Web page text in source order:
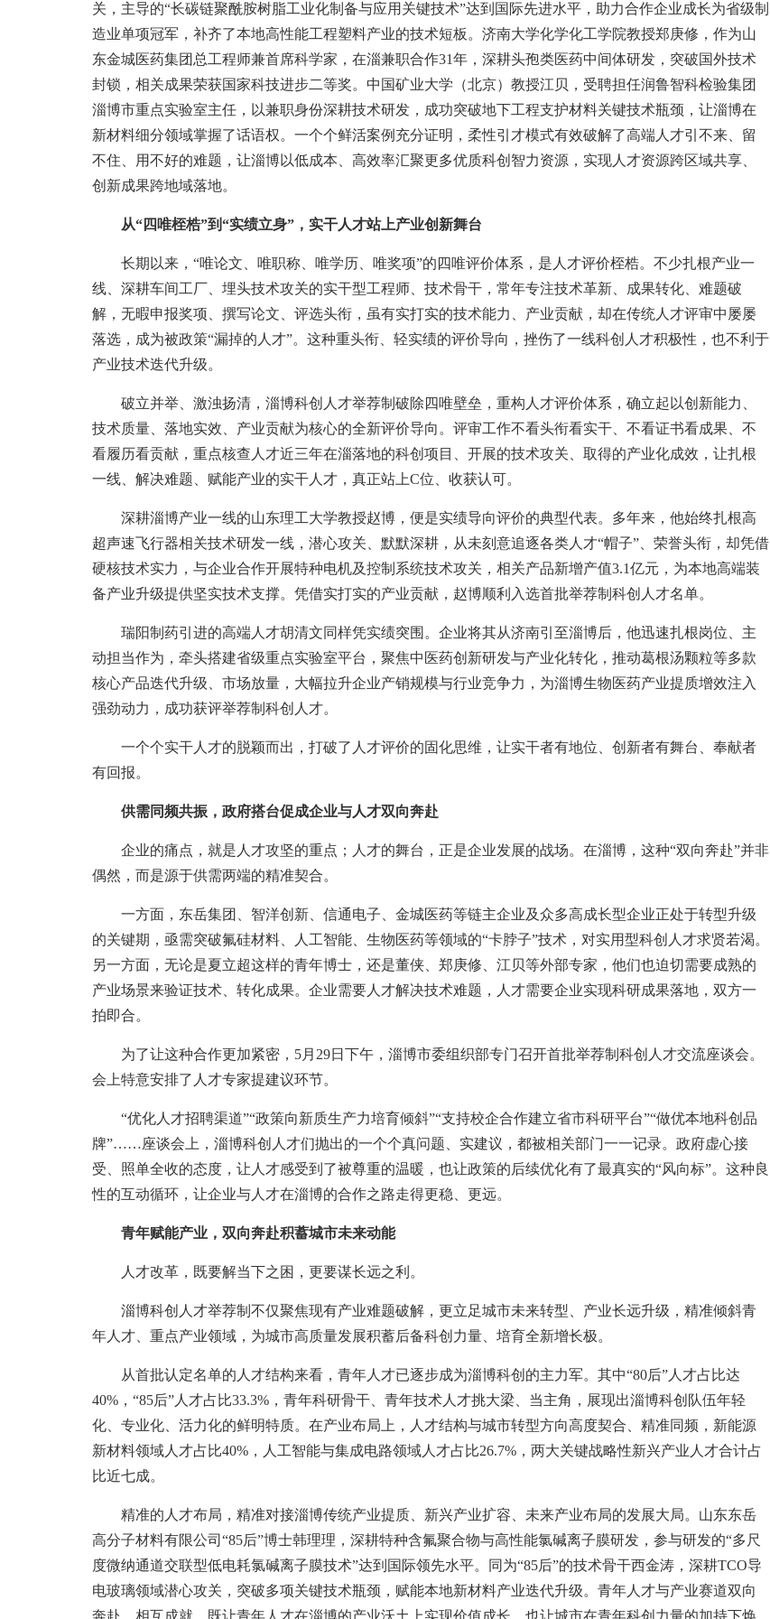
关，主导的“长碳链聚酰胺树脂工业化制备与应用关键技术”达到国际先进水平，助力合作企业成长为省级制
造业单项冠军，补齐了本地高性能工程塑料产业的技术短板。济南大学化学化工学院教授郑庚修，作为山
东金城医药集团总工程师兼首席科学家，在淄兼职合作31年，深耕头孢类医药中间体研发，突破国外技术
封锁，相关成果荣获国家科技进步二等奖。中国矿业大学（北京）教授江贝，受聘担任润鲁智科检验集团
淄博市重点实验室主任，以兼职身份深耕技术研发，成功突破地下工程支护材料关键技术瓶颈，让淄博在
新材料细分领域掌握了话语权。一个个鲜活案例充分证明，柔性引才模式有效破解了高端人才引不来、留
不住、用不好的难题，让淄博以低成本、高效率汇聚更多优质科创智力资源，实现人才资源跨区域共享、
创新成果跨地域落地。
从“四唯桎梏”到“实绩立身”，实干人才站上产业创新舞台
长期以来，“唯论文、唯职称、唯学历、唯奖项”的四唯评价体系，是人才评价桎梏。不少扎根产业一
线、深耕车间工厂、埋头技术攻关的实干型工程师、技术骨干，常年专注技术革新、成果转化、难题破
解，无暇申报奖项、撰写论文、评选头衔，虽有实打实的技术能力、产业贡献，却在传统人才评审中屡屡
落选，成为被政策“漏掉的人才”。这种重头衔、轻实绩的评价导向，挫伤了一线科创人才积极性，也不利于
产业技术迭代升级。
破立并举、激浊扬清，淄博科创人才举荐制破除四唯壁垒，重构人才评价体系，确立起以创新能力、
技术质量、落地实效、产业贡献为核心的全新评价导向。评审工作不看头衔看实干、不看证书看成果、不
看履历看贡献，重点核查人才近三年在淄落地的科创项目、开展的技术攻关、取得的产业化成效，让扎根
一线、解决难题、赋能产业的实干人才，真正站上C位、收获认可。
深耕淄博产业一线的山东理工大学教授赵博，便是实绩导向评价的典型代表。多年来，他始终扎根高
超声速飞行器相关技术研发一线，潜心攻关、默默深耕，从未刻意追逐各类人才“帽子”、荣誉头衔，却凭借
硬核技术实力，与企业合作开展特种电机及控制系统技术攻关，相关产品新增产值3.1亿元，为本地高端装
备产业升级提供坚实技术支撑。凭借实打实的产业贡献，赵博顺利入选首批举荐制科创人才名单。
瑞阳制药引进的高端人才胡清文同样凭实绩突围。企业将其从济南引至淄博后，他迅速扎根岗位、主
动担当作为，牵头搭建省级重点实验室平台，聚焦中医药创新研发与产业化转化，推动葛根汤颗粒等多款
核心产品迭代升级、市场放量，大幅拉升企业产销规模与行业竞争力，为淄博生物医药产业提质增效注入
强劲动力，成功获评举荐制科创人才。
一个个实干人才的脱颖而出，打破了人才评价的固化思维，让实干者有地位、创新者有舞台、奉献者
有回报。
供需同频共振，政府搭台促成企业与人才双向奔赴
企业的痛点，就是人才攻坚的重点；人才的舞台，正是企业发展的战场。在淄博，这种“双向奔赴”并非
偶然，而是源于供需两端的精准契合。
一方面，东岳集团、智洋创新、信通电子、金城医药等链主企业及众多高成长型企业正处于转型升级
的关键期，亟需突破氟硅材料、人工智能、生物医药等领域的“卡脖子”技术，对实用型科创人才求贤若渴。
另一方面，无论是夏立超这样的青年博士，还是董侠、郑庚修、江贝等外部专家，他们也迫切需要成熟的
产业场景来验证技术、转化成果。企业需要人才解决技术难题，人才需要企业实现科研成果落地，双方一
拍即合。
为了让这种合作更加紧密，5月29日下午，淄博市委组织部专门召开首批举荐制科创人才交流座谈会。
会上特意安排了人才专家提建议环节。
“优化人才招聘渠道”“政策向新质生产力培育倾斜”“支持校企合作建立省市科研平台”“做优本地科创品
牌”……座谈会上，淄博科创人才们抛出的一个个真问题、实建议，都被相关部门一一记录。政府虚心接
受、照单全收的态度，让人才感受到了被尊重的温暖，也让政策的后续优化有了最真实的“风向标”。这种良
性的互动循环，让企业与人才在淄博的合作之路走得更稳、更远。
青年赋能产业，双向奔赴积蓄城市未来动能
人才改革，既要解当下之困，更要谋长远之利。
淄博科创人才举荐制不仅聚焦现有产业难题破解，更立足城市未来转型、产业长远升级，精准倾斜青
年人才、重点产业领域，为城市高质量发展积蓄后备科创力量、培育全新增长极。
从首批认定名单的人才结构来看，青年人才已逐步成为淄博科创的主力军。其中“80后”人才占比达
40%，“85后”人才占比33.3%，青年科研骨干、青年技术人才挑大梁、当主角，展现出淄博科创队伍年轻
化、专业化、活力化的鲜明特质。在产业布局上，人才结构与城市转型方向高度契合、精准同频，新能源
新材料领域人才占比40%，人工智能与集成电路领域人才占比26.7%，两大关键战略性新兴产业人才合计占
比近七成。
精准的人才布局，精准对接淄博传统产业提质、新兴产业扩容、未来产业布局的发展大局。山东东岳
高分子材料有限公司“85后”博士韩理理，深耕特种含氟聚合物与高性能氯碱离子膜研发，参与研发的“多尺
度微纳通道交联型低电耗氯碱离子膜技术”达到国际领先水平。同为“85后”的技术骨干西金涛，深耕TCO导
电玻璃领域潜心攻关，突破多项关键技术瓶颈，赋能本地新材料产业迭代升级。青年人才与产业赛道双向
奔赴、相互成就，既让青年人才在淄博的产业沃土上实现价值成长，也让城市在青年科创力量的加持下焕